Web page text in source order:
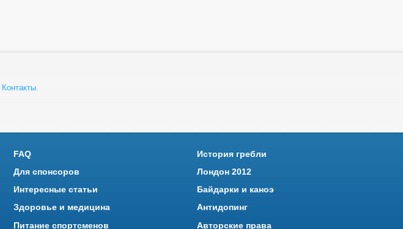
Контакты
FAQ
Для спонсоров
Интересные статьи
Здоровье и медицина
Питание спортсменов
История гребли
Лондон 2012
Байдарки и каноэ
Антидопинг
Авторские права